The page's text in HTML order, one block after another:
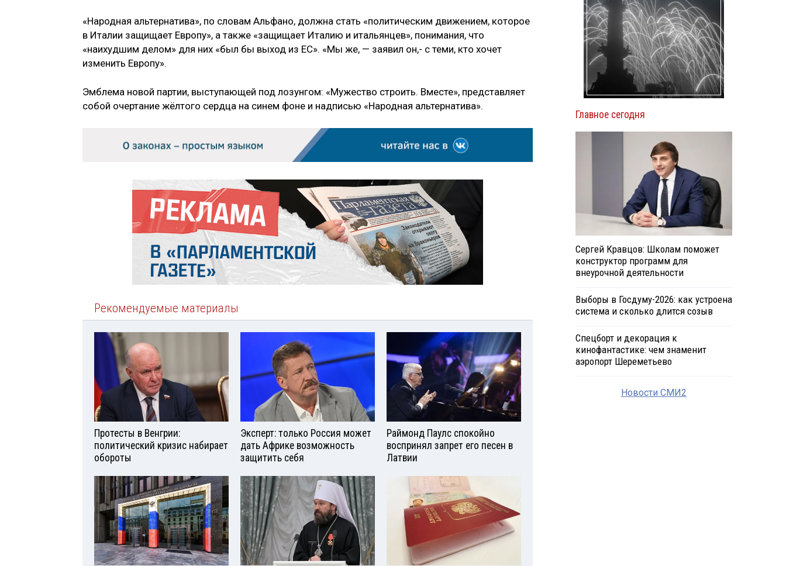
«Народная альтернатива», по словам Альфано, должна стать «политическим движением, которое
в Италии защищает Европу», а также «защищает Италию и итальянцев», понимания, что
«наихудшим делом» для них «был бы выход из ЕС». «Мы же, — заявил он,- с теми, кто хочет
изменить Европу».
Эмблема новой партии, выступающей под лозунгом: «Мужество строить. Вместе», представляет
собой очертание жёлтого сердца на синем фоне и надписью «Народная альтернатива».
Рекомендуемые материалы
Протесты в Венгрии:
политический кризис набирает
обороты
Эксперт: только Россия может
дать Африке возможность
защитить себя
Раймонд Паулс спокойно
воспринял запрет его песен в
Латвии
Главное сегодня
Сергей Кравцов: Школам поможет
конструктор программ для
внеурочной деятельности
Выборы в Госдуму-2026: как устроена
система и сколько длится созыв
Спецборт и декорация к
кинофантастике: чем знаменит
аэропорт Шереметьево
Новости СМИ2